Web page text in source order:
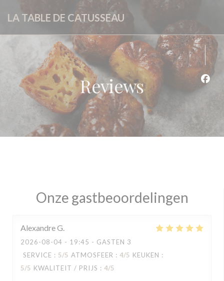
LA TABLE DE CATUSSEAU
Reviews
Onze gastbeoordelingen
AlexandreG
2026-08-04 - 19:45 - GASTEN 3
SERVICE : 5/5 ATMOSFEER : 4/5 KEUKEN :
5/5 KWALITEIT / PRIJS : 4/5